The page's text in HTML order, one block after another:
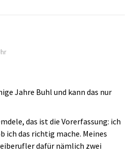
Jahre Buhl und kann das nur
das ist die Vorerfassung: ich
ich das richtig mache. Meines
dafür nämlich zwei